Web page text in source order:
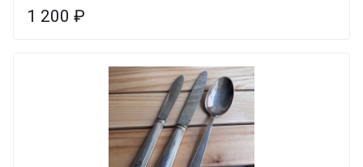
1 200 ₽